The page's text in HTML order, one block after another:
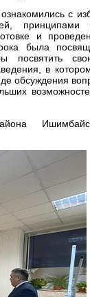
с
принципами
и
была
посвятить
в
обсуждения